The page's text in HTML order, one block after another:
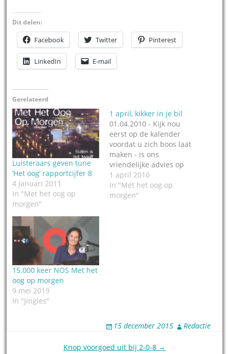
Dit delen:
Facebook Twitter Pinterest
LinkedIn E-mail
Gerelateerd
Luisteraars geven tune
‘Het oog’ rapportcijfer 8
4 januari 2011
In "Met het oog op
morgen"
1 april, kikker in je bil
01.04.2010 - Kijk nou
eerst op de kalender
voordat u zich boos laat
maken - is ons
vriendelijke advies op
deze eerste april. Bij de
NOS kwamen in totaal
zo'n 400 mails en
1 april 2010
In "Met het oog op
morgen"
15.000 keer NOS Met het
oog op morgen
9 mei 2019
In "Jingles"
15 december 2015 Redactie
Knop voorgoed uit bij 2-0-8 →